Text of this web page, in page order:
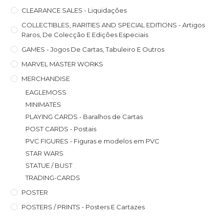
CLEARANCE SALES - Liquidações
COLLECTIBLES, RARITIES AND SPECIAL EDITIONS - Artigos
Raros, De Colecção E Edições Especiais
GAMES - Jogos De Cartas, Tabuleiro E Outros
MARVEL MASTER WORKS
MERCHANDISE
EAGLEMOSS
MINIMATES
PLAYING CARDS - Baralhos de Cartas
POST CARDS - Postais
PVC FIGURES - Figuras e modelos em PVC
STAR WARS
STATUE / BUST
TRADING-CARDS
POSTER
POSTERS / PRINTS - Posters E Cartazes